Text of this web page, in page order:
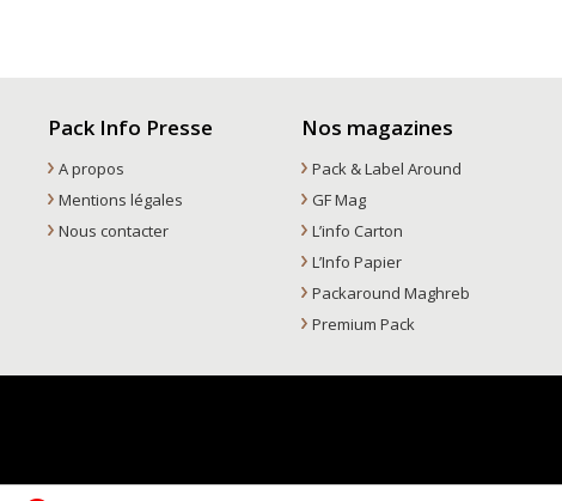
Pack Info Presse
A propos
Mentions légales
Nous contacter
Nos magazines
Pack & Label Around
GF Mag
L’info Carton
L’Info Papier
Packaround Maghreb
Premium Pack